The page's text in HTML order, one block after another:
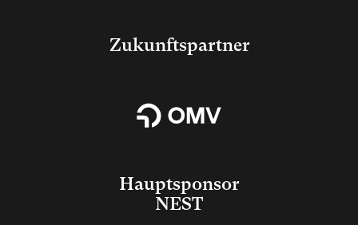
Zukunftspartner
Hauptsponsor
NEST